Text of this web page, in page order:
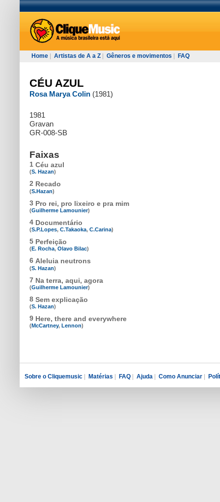
Home Artistas de A a Z Gêneros e movimentos FAQ
CÉU AZUL
Rosa Marya Colin (1981)
1981
Gravan
GR-008-SB
Faixas
1 Céu azul
(S. Hazan)
2 Recado
(S.Hazan)
3 Pro rei, pro lixeiro e pra mim
(Guilherme Lamounier)
4 Documentário
(S.P.Lopes, C.Takaoka, C.Carina)
5 Perfeição
(E. Rocha, Olavo Bilac)
6 Aleluia neutrons
(S. Hazan)
7 Na terra, aqui, agora
(Guilherme Lamounier)
8 Sem explicação
(S. Hazan)
9 Here, there and everywhere
(McCartney, Lennon)
Sobre o Cliquemusic Matérias FAQ Ajuda Como Anunciar